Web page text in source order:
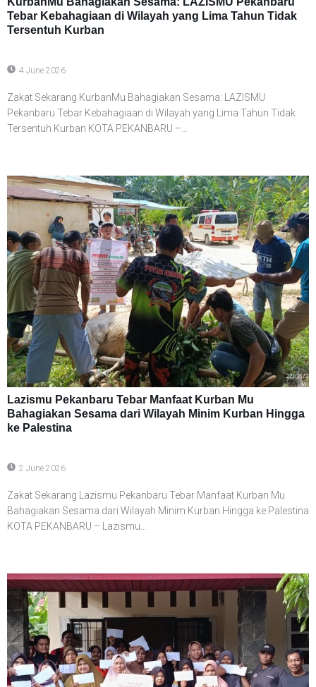
Tebar Kebahagiaan di Wilayah yang Lima Tahun Tidak
Tersentuh Kurban
4 June 2026
Zakat Sekarang KurbanMu Bahagiakan Sesama: LAZISMU
Pekanbaru Tebar Kebahagiaan di Wilayah yang Lima Tahun Tidak
Tersentuh Kurban KOTA PEKANBARU –...
Lazismu Pekanbaru Tebar Manfaat Kurban Mu
Bahagiakan Sesama dari Wilayah Minim Kurban Hingga
ke Palestina
2 June 2026
Zakat Sekarang Lazismu Pekanbaru Tebar Manfaat Kurban Mu
Bahagiakan Sesama dari Wilayah Minim Kurban Hingga ke Palestina
KOTA PEKANBARU – Lazismu...